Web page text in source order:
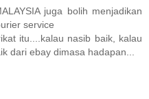
juga bolih menjadikan
service
itu....kalau nasib baik, kalau
dari ebay dimasa hadapan...